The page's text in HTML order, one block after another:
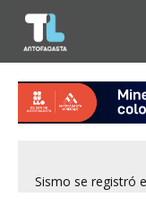
Sismo se registró
Tras denuncias de